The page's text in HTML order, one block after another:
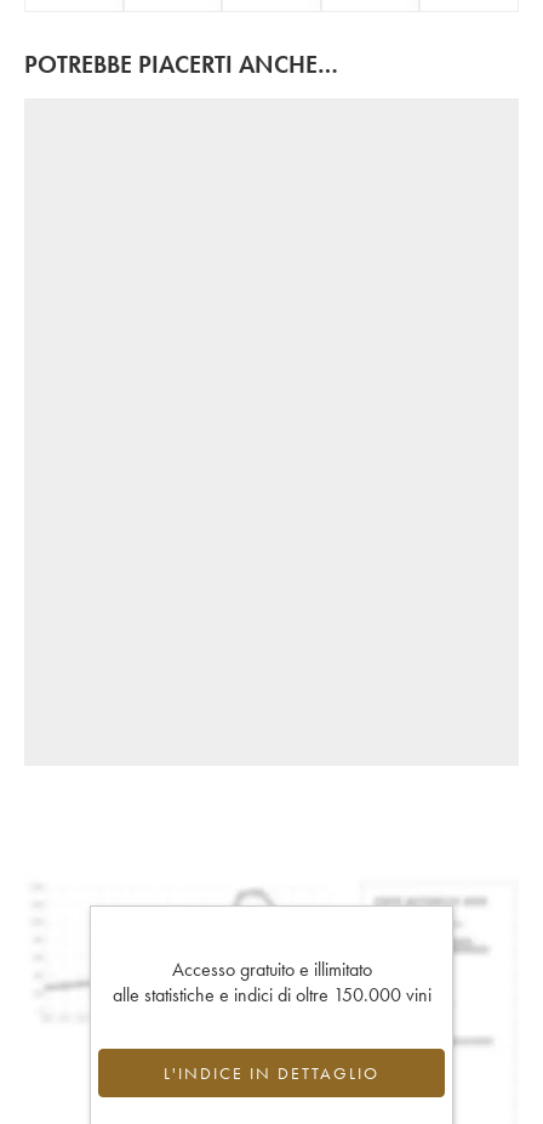
POTREBBE PIACERTI ANCHE…
Accesso gratuito e illimitato
alle statistiche e indici di oltre 150.000 vini
L'INDICE IN DETTAGLIO